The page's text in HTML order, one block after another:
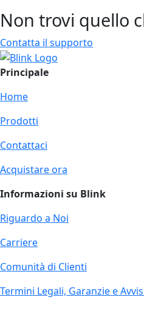
Non trovi quello
Contatta il supporto
Principale
Home
Prodotti
Contattaci
Acquistare ora
Informazioni su Blink
Riguardo a Noi
Carriere
Comunità di Clienti
Termini Legali, Garanzie e